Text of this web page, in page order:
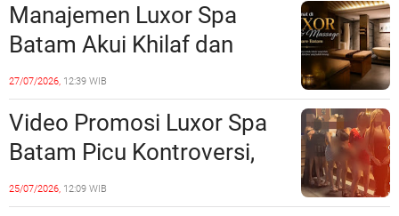
Lampaui 50 Persen
Manajemen Luxor Spa
Batam Akui Khilaf dan
Minta Maaf, Konten
Langsung Di-Takedown
27/07/2026, 12:39 WIB
Video Promosi Luxor Spa
Batam Picu Kontroversi,
Dinilai Bermuatan Sensual
25/07/2026, 12:09 WIB